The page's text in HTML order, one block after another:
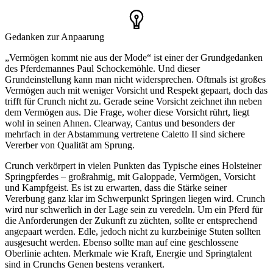
Gedanken zur Anpaarung
„Vermögen kommt nie aus der Mode“ ist einer der Grundgedanken
des Pferdemannes Paul Schockemöhle. Und dieser
Grundeinstellung kann man nicht widersprechen. Oftmals ist großes
Vermögen auch mit weniger Vorsicht und Respekt gepaart, doch das
trifft für Crunch nicht zu. Gerade seine Vorsicht zeichnet ihn neben
dem Vermögen aus. Die Frage, woher diese Vorsicht rührt, liegt
wohl in seinen Ahnen. Clearway, Cantus und besonders der
mehrfach in der Abstammung vertretene Caletto II sind sichere
Vererber von Qualität am Sprung.
Crunch verkörpert in vielen Punkten das Typische eines Holsteiner
Springpferdes – großrahmig, mit Galoppade, Vermögen, Vorsicht
und Kampfgeist. Es ist zu erwarten, dass die Stärke seiner
Vererbung ganz klar im Schwerpunkt Springen liegen wird. Crunch
wird nur schwerlich in der Lage sein zu veredeln. Um ein Pferd für
die Anforderungen der Zukunft zu züchten, sollte er entsprechend
angepaart werden. Edle, jedoch nicht zu kurzbeinige Stuten sollten
ausgesucht werden. Ebenso sollte man auf eine geschlossene
Oberlinie achten. Merkmale wie Kraft, Energie und Springtalent
sind in Crunchs Genen bestens verankert.